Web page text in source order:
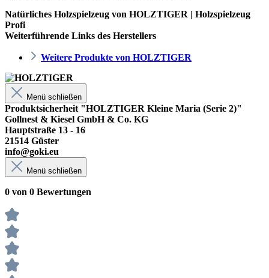
Natürliches Holzspielzeug von HOLZTIGER | Holzspielzeug
Profi
Weiterführende Links des Herstellers
Weitere Produkte von HOLZTIGER
Menü schließen
Produktsicherheit "HOLZTIGER Kleine Maria (Serie 2)"
Gollnest & Kiesel GmbH & Co. KG
Hauptstraße 13 - 16
21514 Güster
info@goki.eu
Menü schließen
0 von 0 Bewertungen